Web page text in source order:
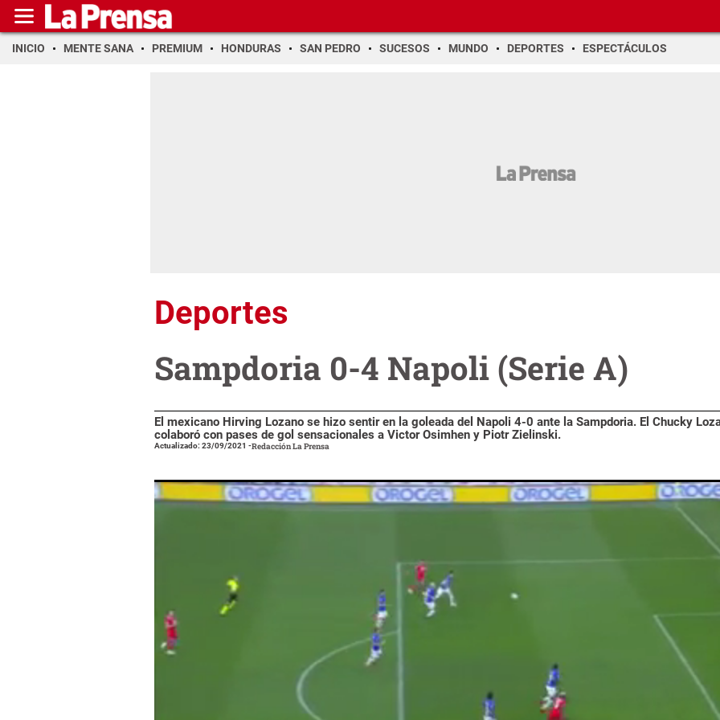
INICIO MENTE SANA PREMIUM HONDURAS SAN PEDRO SUCESOS MUNDO DEPORTES ESPECTÁCULOS
Deportes
Sampdoria 0-4 Napoli (Serie A)
El mexicano Hirving Lozano se hizo sentir en la goleada del Napoli 4-0 ante la Sampdoria. El Chucky
colaboró con pases de gol sensacionales a Victor Osimhen y Piotr Zielinski.
Actualizado: 23/09/2021 -Redacción La Prensa